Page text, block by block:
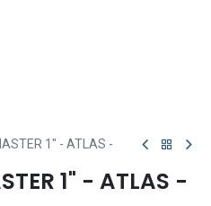
1" - ATLAS -
1" - ATLAS -